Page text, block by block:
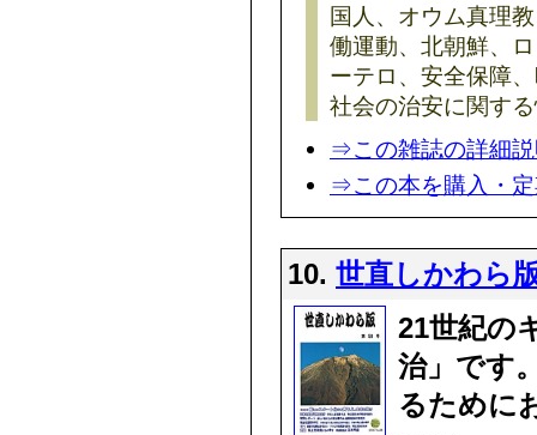
国人、オウム真理
働運動、北朝鮮、
ーテロ、安全保障
社会の治安に関す
⇒この雑誌の詳細
⇒この本を購入・
10. 世直しかわら
21世紀の
治」です
るために